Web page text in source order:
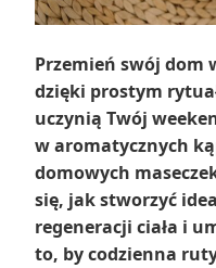
Przemień swój dom
dzięki prostym
uczynią Twój
w aromatycznych
domowych
się, jak stworzyć
regeneracji ciała i
to, by codzienna